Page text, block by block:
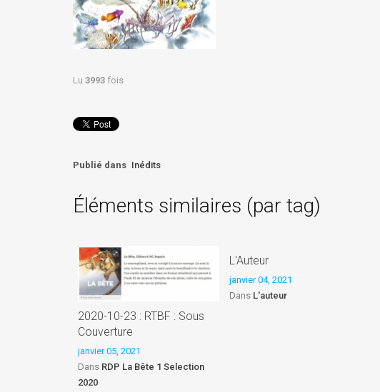
Lu 3993 fois
Publié dans Inédits
Éléments similaires (par tag)
2020-10-23 : RTBF : Sous
Couverture
janvier 05, 2021
Dans RDP La Bête 1 Selection
2020
L'Auteur
janvier 04, 2021
Dans L'auteur